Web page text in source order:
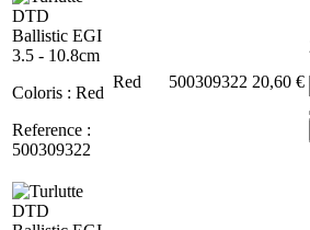
Coloris : Red
Reference :
500309322
Red 500309322 20,60 €